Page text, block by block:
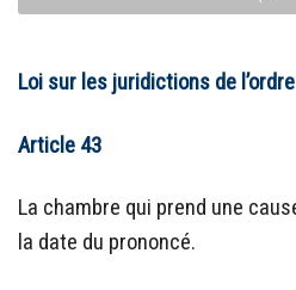
Loi sur les juridictions de
Article 43
La chambre qui prend une
la date du prononcé.